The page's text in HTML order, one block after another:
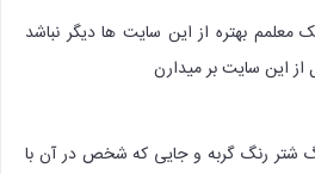
معلمم بهتره از این سایت ها دیگر نباشد
از این سایت بر میدارن
شتر رنگ گربه و جایی که شخص در آن با